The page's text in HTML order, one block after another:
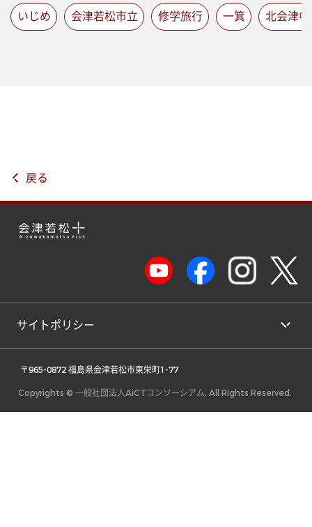
いじめ 会津若松市立 修学旅行 一箕 北会津中
戻る
サイトポリシー
〒965-0872 福島県会津若松市東栄町1-77
Copyrights © 一般社団法人AiCTコンソーシアム, All Rights Reserved.